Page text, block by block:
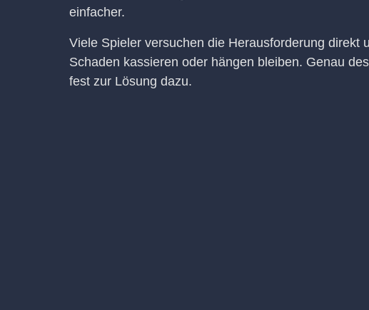
einfacher.
Viele Spieler versuchen die Herausforderung direkt
Schaden kassieren oder hängen bleiben. Genau
fest zur Lösung dazu.